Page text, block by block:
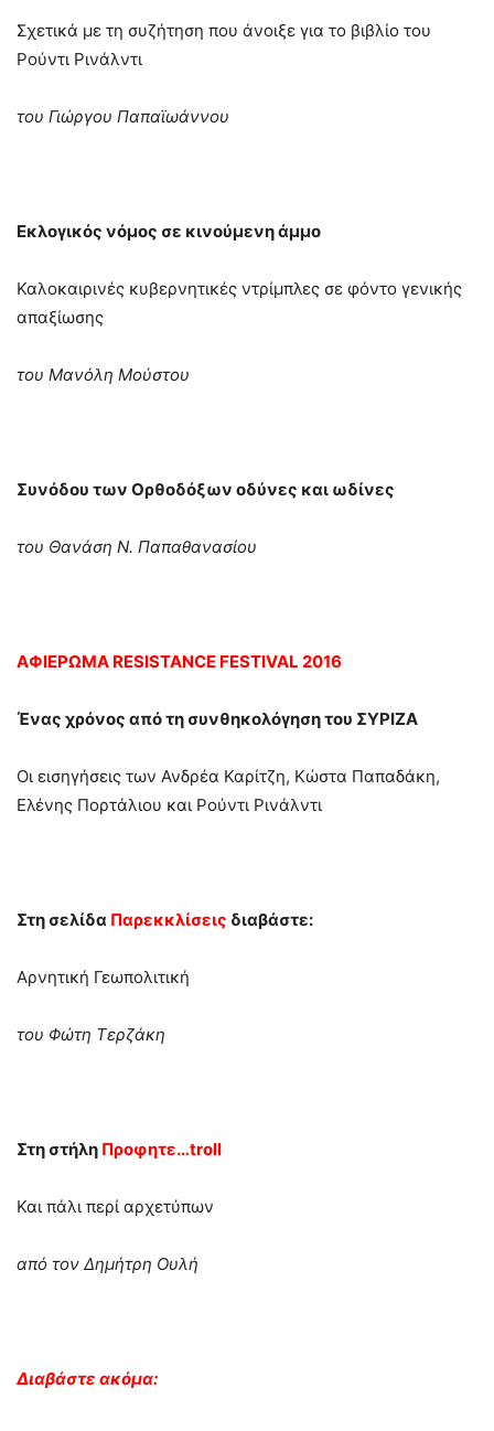
Σχετικά με τη συζήτηση που άνοιξε για το βιβλίο του
Ρούντι Ρινάλντι
του Γιώργου Παπαϊωάννου
Εκλογικός νόμος σε κινούμενη άμμο
Καλοκαιρινές κυβερνητικές ντρίμπλες σε φόντο γενικής
απαξίωσης
του Μανόλη Μούστου
Συνόδου των Ορθοδόξων οδύνες και ωδίνες
του Θανάση Ν. Παπαθανασίου
ΑΦΙΕΡΩΜΑ RESISTANCE FESTIVAL 2016
Ένας χρόνος από τη συνθηκολόγηση του ΣΥΡΙΖΑ
Οι εισηγήσεις των Ανδρέα Καρίτζη, Κώστα Παπαδάκη,
Ελένης Πορτάλιου και Ρούντι Ρινάλντι
Στη σελίδα Παρεκκλίσεις διαβάστε:
Αρνητική Γεωπολιτική
του Φώτη Τερζάκη
Στη στήλη Προφητε…troll
Και πάλι περί αρχετύπων
από τον Δημήτρη Ουλή
Διαβάστε ακόμα: